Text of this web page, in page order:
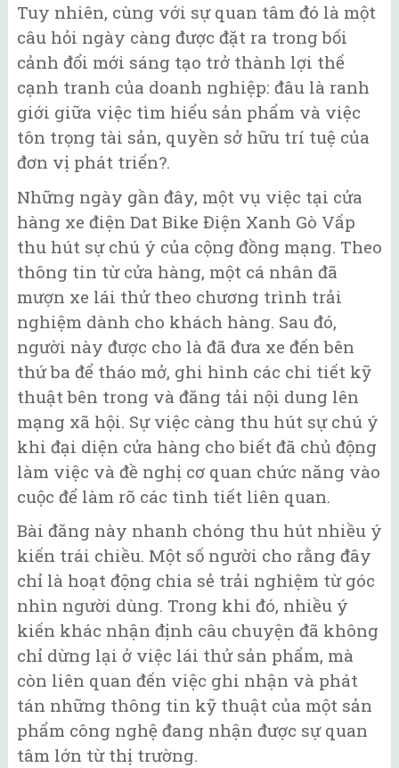
Tuy nhiên, cùng với sự quan tâm đó là một
câu hỏi ngày càng được đặt ra trong bối
cảnh đổi mới sáng tạo trở thành lợi thế
cạnh tranh của doanh nghiệp: đâu là ranh
giới giữa việc tìm hiểu sản phẩm và việc
tôn trọng tài sản, quyền sở hữu trí tuệ của
đơn vị phát triển?.
Những ngày gần đây, một vụ việc tại cửa
hàng xe điện Dat Bike Điện Xanh Gò Vấp
thu hút sự chú ý của cộng đồng mạng. Theo
thông tin từ cửa hàng, một cá nhân đã
mượn xe lái thử theo chương trình trải
nghiệm dành cho khách hàng. Sau đó,
người này được cho là đã đưa xe đến bên
thứ ba để tháo mở, ghi hình các chi tiết kỹ
thuật bên trong và đăng tải nội dung lên
mạng xã hội. Sự việc càng thu hút sự chú ý
khi đại diện cửa hàng cho biết đã chủ động
làm việc và đề nghị cơ quan chức năng vào
cuộc để làm rõ các tình tiết liên quan.
Bài đăng này nhanh chóng thu hút nhiều ý
kiến trái chiều. Một số người cho rằng đây
chỉ là hoạt động chia sẻ trải nghiệm từ góc
nhìn người dùng. Trong khi đó, nhiều ý
kiến khác nhận định câu chuyện đã không
chỉ dừng lại ở việc lái thử sản phẩm, mà
còn liên quan đến việc ghi nhận và phát
tán những thông tin kỹ thuật của một sản
phẩm công nghệ đang nhận được sự quan
tâm lớn từ thị trường.